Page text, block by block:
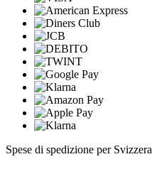
Spese di spedizione per Svizzera